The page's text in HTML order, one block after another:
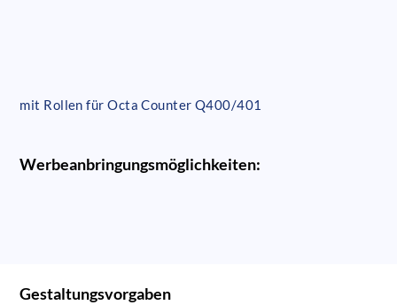
mit Rollen für Octa Counter Q400/401
Werbeanbringungsmöglichkeiten:
Gestaltungsvorgaben